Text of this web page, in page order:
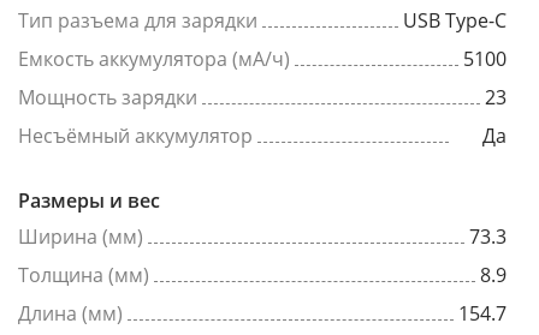
Тип разъема для зарядки
USB Type-C
Емкость аккумулятора (мА/ч)
5100
Мощность зарядки
23
Несъёмный аккумулятор
Да
Размеры и вес
Ширина (мм)
73.3
Толщина (мм)
8.9
Длина (мм)
154.7